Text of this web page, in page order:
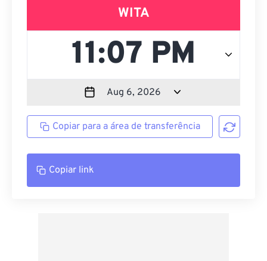
WITA
Copiar para a área de transferência
Copiar link